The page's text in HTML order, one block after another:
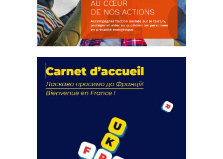
actions
18 septembre 2023
FEUILLETER